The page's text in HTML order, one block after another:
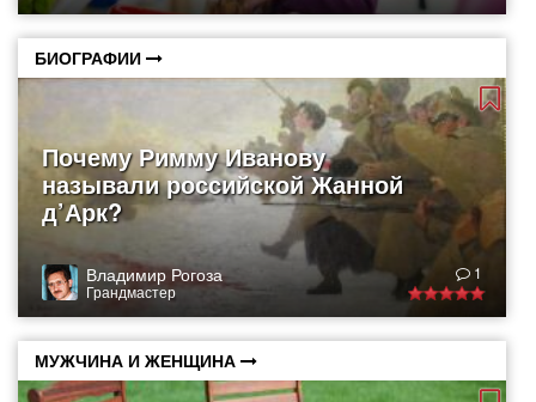
БИОГРАФИИ
Почему Римму Иванову
называли российской Жанной
д’Арк?
Владимир Рогоза
Грандмастер
1
МУЖЧИНА И ЖЕНЩИНА